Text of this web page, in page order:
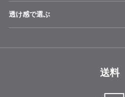
透け感で選ぶ
送料